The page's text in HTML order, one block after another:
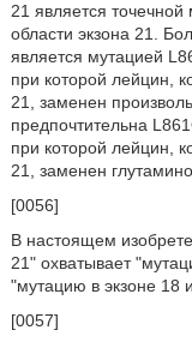
21 является
области экзона 21.
является мутацией
при которой лейцин,
21, заменен
предпочтительна
при которой лейцин,
21, заменен
[0056]
В настоящем
21" охватывает
"мутацию в экзоне 18
[0057]